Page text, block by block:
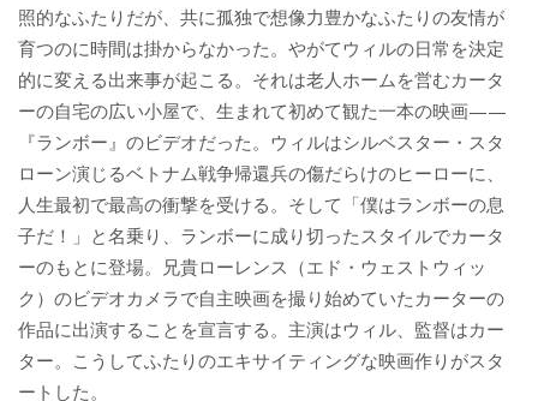
照的なふたりだが、共に孤独で想像力豊かなふたりの友情が
育つのに時間は掛からなかった。やがてウィルの日常を決定
的に変える出来事が起こる。それは老人ホームを営むカータ
ーの自宅の広い小屋で、生まれて初めて観た一本の映画——
『ランボー』のビデオだった。ウィルはシルベスター・スタ
ローン演じるベトナム戦争帰還兵の傷だらけのヒーローに、
人生最初で最高の衝撃を受ける。そして「僕はランボーの息
子だ！」と名乗り、ランボーに成り切ったスタイルでカータ
ーのもとに登場。兄貴ローレンス（エド・ウェストウィッ
ク）のビデオカメラで自主映画を撮り始めていたカーターの
作品に出演することを宣言する。主演はウィル、監督はカー
ター。こうしてふたりのエキサイティングな映画作りがスタ
ートした。